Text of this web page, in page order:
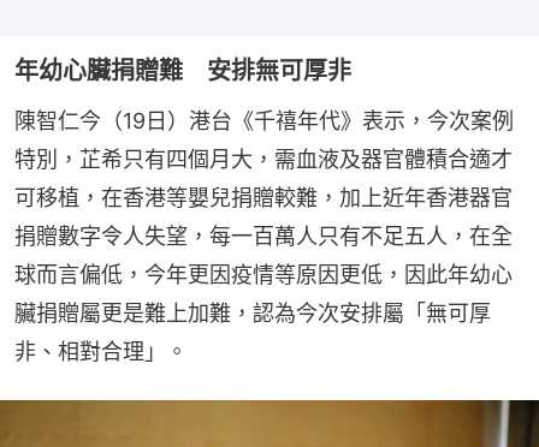
年幼心臟捐贈難 安排無可厚非
陳智仁今（19日）港台《千禧年代》表示，今次案例
特別，芷希只有四個月大，需血液及器官體積合適才
可移植，在香港等嬰兒捐贈較難，加上近年香港器官
捐贈數字令人失望，每一百萬人只有不足五人，在全
球而言偏低，今年更因疫情等原因更低，因此年幼心
臟捐贈屬更是難上加難，認為今次安排屬「無可厚
非、相對合理」。